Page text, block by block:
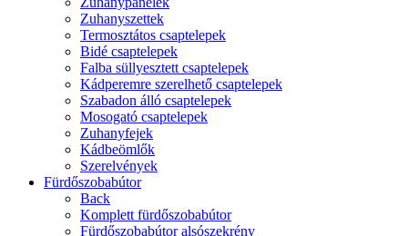
Zuhanyszettek
Termosztátos csaptelepek
Bidé csaptelepek
Falba süllyesztett csaptelepek
Kádperemre szerelhető csaptelepek
Szabadon álló csaptelepek
Mosogató csaptelepek
Zuhanyfejek
Kádbeömlők
Szerelvények
Fürdőszobabútor
Back
Komplett fürdőszobabútor
Fürdőszobabútor alsószekrény